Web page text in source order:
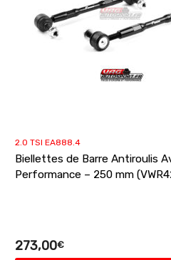
2.0 TSI EA888.4
Biellettes de Barre Antiroulis
Performance – 250 mm
273,00€